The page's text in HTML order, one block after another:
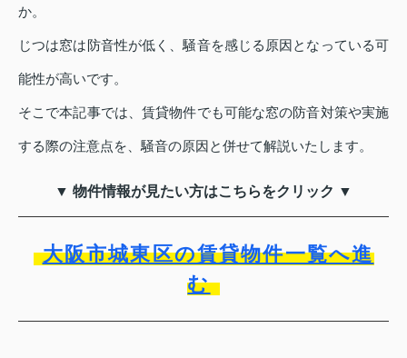
か。
じつは窓は防音性が低く、騒音を感じる原因となっている可
能性が高いです。
そこで本記事では、賃貸物件でも可能な窓の防音対策や実施
する際の注意点を、騒音の原因と併せて解説いたします。
▼ 物件情報が見たい方はこちらをクリック ▼
大阪市城東区の賃貸物件一覧へ進
む